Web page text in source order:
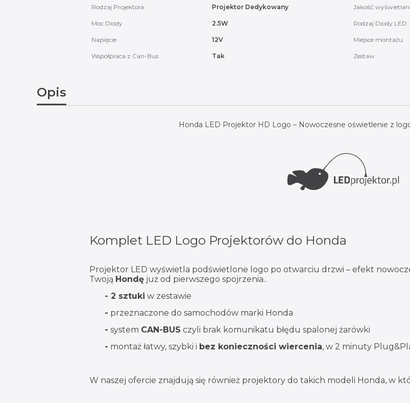
Rodzaj Projektora Projektor Dedykowany Jakość
Moc Diody 2.5W Rodzaj Diody LED
Napięcie 12V Miejsce montażu
Współpraca z Can-Bus Tak Zestaw
Opis
Honda LED Projektor HD Logo – Nowoczesne oświetlenie z
Komplet LED Logo Projektorów do Honda
Projektor LED wyświetla podświetlone logo po otwarciu drzwi – efekt
Twoją Hondęjuż od pierwszego spojrzenia..
- 2 sztuki w zestawie
- przeznaczone do samochodów marki Honda
- system CAN-BUS czyli brak komunikatu błędu spalonej żarówki
- montaż łatwy, szybki i bez konieczności wiercenia, w 2 minuty
W naszej ofercie znajdują się również projektory do takich modeli Honda, w